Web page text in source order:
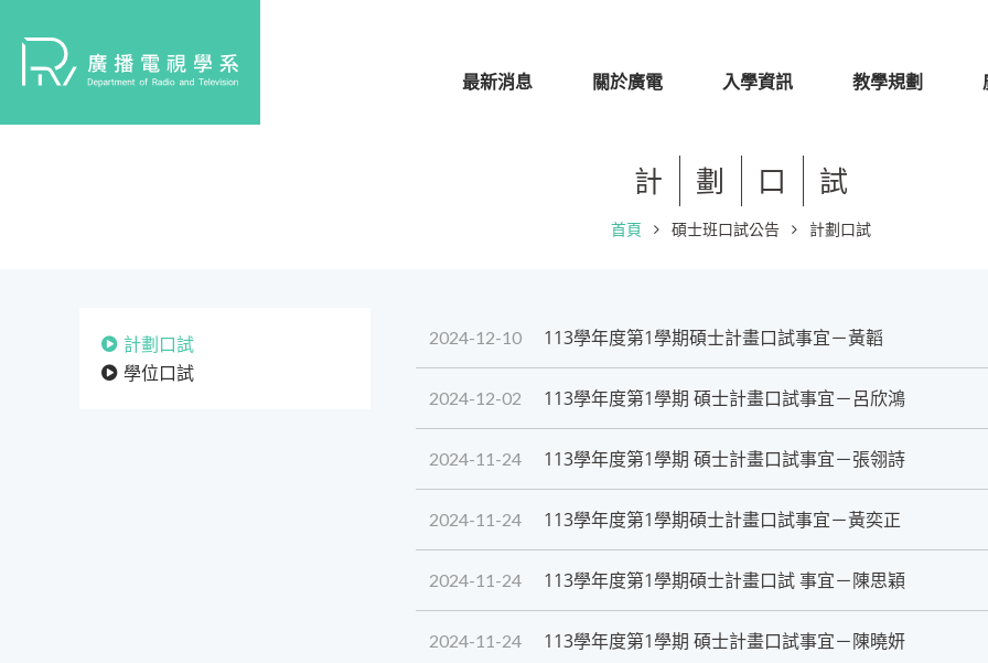
最新消息 關於廣電 入學資訊 教學規劃
計 劃 口 試
首頁 碩士班口試公告 計劃口試
計劃口試
學位口試
2024-12-10 113學年度第1學期碩士計畫口試事宜－黃韜
2024-12-02 113學年度第1學期 碩士計畫口試事宜－呂欣鴻
2024-11-24 113學年度第1學期 碩士計畫口試事宜－張翎詩
2024-11-24 ​113學年度第1學期碩士計畫口試事宜－黃奕正
2024-11-24 113學年度第1學期碩士計畫口試 事宜－陳思穎
2024-11-24 113學年度第1學期 碩士計畫口試事宜－陳曉妍